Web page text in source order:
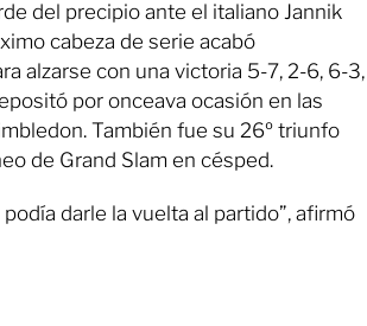
del precipio ante el italiano Jannik
cabeza de serie acabó
alzarse con una victoria 5-7, 2-6, 6-3,
por onceava ocasión en las
También fue su 26º triunfo
de Grand Slam en césped.
darle la vuelta al partido”, afirmó